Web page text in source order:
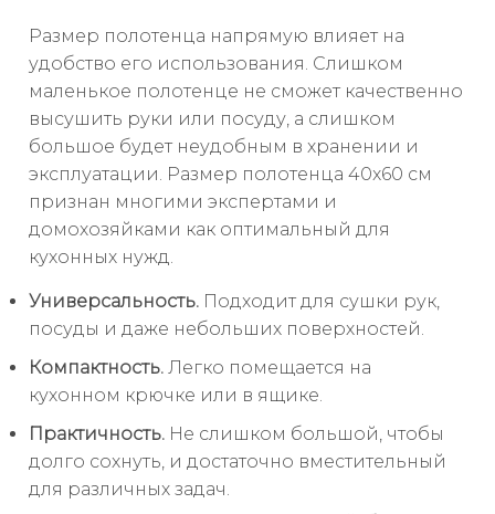
Размер полотенца напрямую влияет на
удобство его использования. Слишком
маленькое полотенце не сможет качественно
высушить руки или посуду, а слишком
большое будет неудобным в хранении и
эксплуатации. Размер полотенца 40x60 см
признан многими экспертами и
домохозяйками как оптимальный для
кухонных нужд.
Универсальность. Подходит для сушки рук,
посуды и даже небольших поверхностей.
Компактность. Легко помещается на
кухонном крючке или в ящике.
Практичность. Не слишком большой, чтобы
долго сохнуть, и достаточно вместительный
для различных задач.